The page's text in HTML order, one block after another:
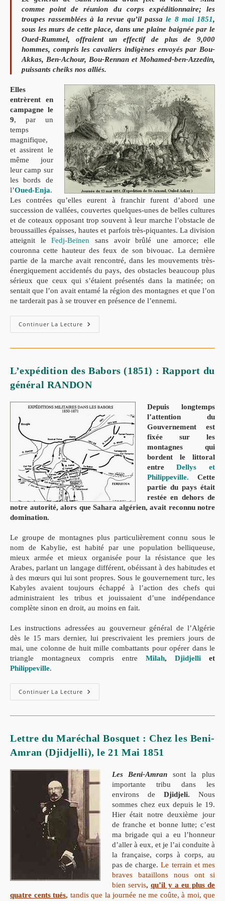
commepoint de réunion du corps expéditionnaire; les
troupes rassemblées à la revue qu’il passale 8 mai 1851,
sous les murs de cette place, dans une plaine baignée par le
Oued-Rummel, offraient un effectif de plus de 9,000
hommes, compris les cavaliers indigènes envoyés par Bou-
Akkas, Ben-Achour, Bou-Rennan et Mohamed-ben-Azzedin,
puissants cheiks nos alliés.
Elles
entrèrent en
campagne le
9, par un
temps
magnifique,
et assirent le
même jour
leur camp sur
les bords de
l’Oued-Enja.
Les contrées qu’elles eurent à franchir furent d’abord une
succession de vallées, couvertes quelques-unes de belles cultures
et de coteaux opposant trop souvent à leur marche l’obstacle de
broussailles épaisses, hautes et parfois très-piquantes. La division
atteignit leFedj-Beïnen sans avoir brûlé une amorce; elle
couronna cette hauteur des feux de son bivouac. La dernière
partie de la marche avait rencontré, dans les mouvements très-
énergiquement accidentés du pays, des obstacles beaucoup plus
sérieux que ceux qui s’étaient présentés dans la matinée; on
sentait que l’on avait entamé la région des montagnes et que l’on
ne tarderait pas à se trouver en présence de l’ennemi.
Continuer La Lecture L’expédition
Du
Dans
Les
Babors
(1851)
L’expédition des Babors (1851) : Rapport du
général RANDON
Depuis longtemps
l’attention du
Gouvernement est
fixée sur les
montagnes qui
bordent le littoral
entreDellys et
Philippeville. Cette
partie du pays était
restée en dehors de
notre autorité, alors que Sahara algérien, avait reconnu notre
domination.
Le groupe de montagnes plus particulièrement connu sous le
nom de Kabylie, est habité par une population belliqueuse,
mieux armée et mieux organisée pour la résistance que les
Arabes, parlant un langage différent, obéissant à des habitudes et
à des mœurs qui lui sont propres. Sous le gouvernement turc, les
Kabyles avaient toujours échappé à l’action des chefs qui
administraient les tribus et jouissaient d’une indépendance
complète sinon en droit, au moins en fait.
Les instructions adressées au gouverneur général de l’Algérie
dès le 15 mars dernier, lui prescrivaient les premiers jours de
mai, une colonne de huit mille combattants pour opérer dans le
triangle montagneux compris entre Milah, Djidjelli et
Philippeville.
Continuer La Lecture L’expédition
Des
Du
Général
RANDON
Lettre du Maréchal Bosquet : Chez les Beni-
Amran (Djidjelli), le 21 Mai 1851
Les Beni-Amran sont la plus
importante tribu dans les
environs de Djidjeli. Nous
sommes chez eux depuis le 19.
Hier était notre deuxième jour
de franche et bonne lutte; c’est
ma brigade qui a eu l’honneur
d’aller à eux, et je l’ai conduite à
la française, corps à corps, au
pas de charge.Le terrain et mes
braves bataillons nous ont si
bien servis,qu’il y a eu plus de
quatre cents tués, tandis que la journée ne me coûte, à moi, que